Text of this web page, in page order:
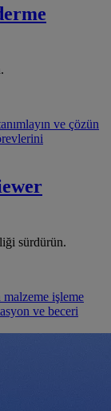
ve çözün
sürdürün.
işleme
ve beceri